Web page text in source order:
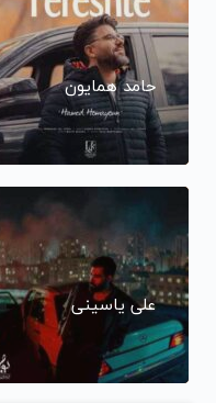
حامد همایون
علی یاسینی